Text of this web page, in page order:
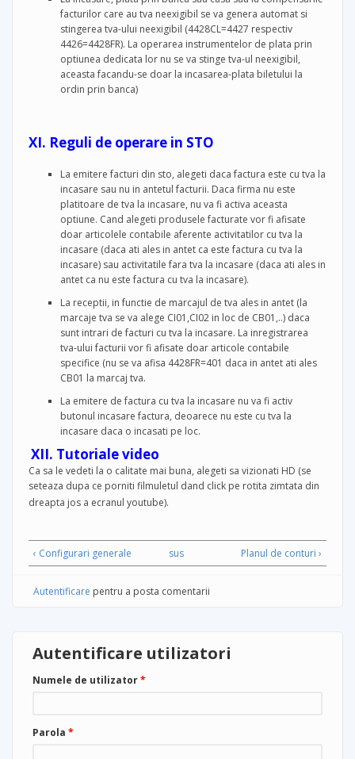
facturilor care au tva neexigibil se va genera automat si
stingerea tva-ului neexigibil (4428CL=4427 respectiv
4426=4428FR). La operarea instrumentelor de plata prin
optiunea dedicata lor nu se va stinge tva-ul neexigibil,
aceasta facandu-se doar la incasarea-plata biletului la
ordin prin banca)
XI. Reguli de operare in STO
La emitere facturi din sto, alegeti daca factura este cu tva la
incasare sau nu in antetul facturii. Daca firma nu este
platitoare de tva la incasare, nu va fi activa aceasta
optiune. Cand alegeti produsele facturate vor fi afisate
doar articolele contabile aferente activitatilor cu tva la
incasare (daca ati ales in antet ca este factura cu tva la
incasare) sau activitatile fara tva la incasare (daca ati ales in
antet ca nu este factura cu tva la incasare).
La receptii, in functie de marcajul de tva ales in antet (la
marcaje tva se va alege CI01,CI02 in loc de CB01,..) daca
sunt intrari de facturi cu tva la incasare. La inregistrarea
tva-ului facturii vor fi afisate doar articole contabile
specifice (nu se va afisa 4428FR=401 daca in antet ati ales
CB01 la marcaj tva.
La emitere de factura cu tva la incasare nu va fi activ
butonul incasare factura, deoarece nu este cu tva la
incasare daca o incasati pe loc.
XII. Tutoriale video
Ca sa le vedeti la o calitate mai buna, alegeti sa vizionati HD (se
seteaza dupa ce porniti filmuletul dand click pe rotita zimtata din
dreapta jos a ecranul youtube).
‹ Configurari generale sus Planul de conturi ›
Autentificare pentru a posta comentarii
Autentificare utilizatori
Numele de utilizator*
Parola *